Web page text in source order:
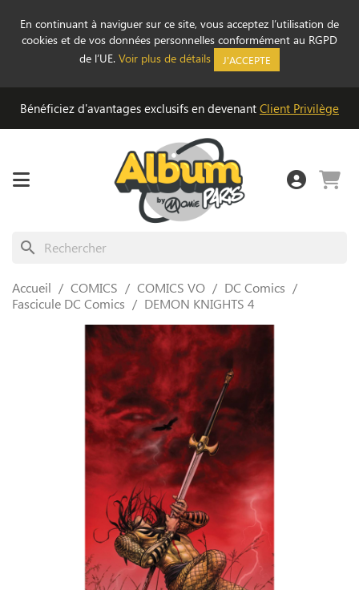
En continuant à naviguer sur ce site, vous acceptez l’utilisation de
cookies et de vos données personnelles conformément au RGPD
de l’UE. Voir plus de détails J'ACCEPTE
Bénéficiez d'avantages exclusifs en devenant Client Privilège
search
Accueil COMICS COMICS VO
DC Comics
Fascicule DC Comics
DEMON KNIGHTS 4